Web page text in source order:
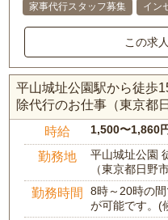
家事代行スタッフ募集
イン
この求
平山城址公園駅から徒歩
除代行のお仕事（東京都
時給 1,500〜1,860
勤務地
平山城址公園
（東京都日野
勤務時間
8時～20時の
が可能です。(